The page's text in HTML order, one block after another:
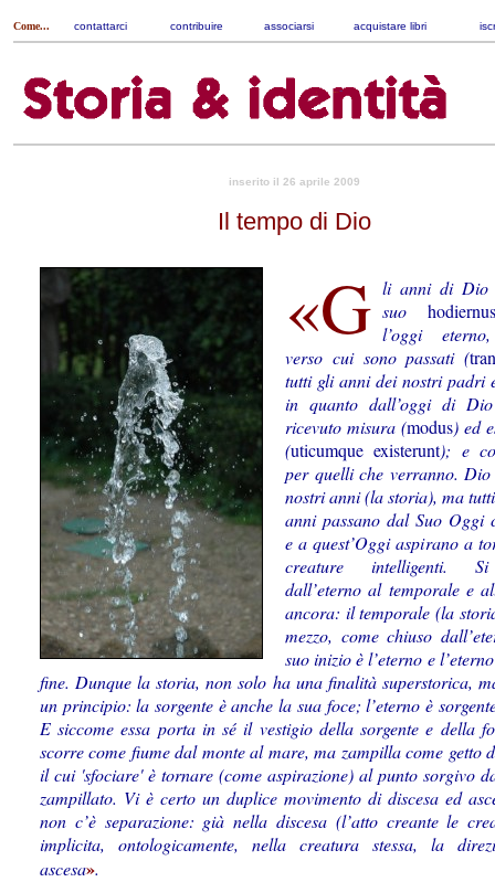
Come... contattarci contribuire associarsi acquistare libri
inserito il 26 aprile 2009
Il tempo di Dio
«G li anni di Dio
suo
l’oggi
verso cui sono passati (
tutti gli anni dei nostri padri
in quanto dall’oggi di
ricevuto misura (modus) ed
(uticumque existerunt); e
per quelli che verranno.
nostri anni (la storia), ma
anni passano dal Suo Oggi
e a quest’Oggi aspirano a
creature intelligenti.
dall’eterno al temporale e
ancora: il temporale (la
mez­zo, come chiuso
suo inizio è l’eterno e
fine. Dunque la storia, non solo ha una finalità superstorica,
un principio: la sorgente è anche la sua foce; l’eterno è
E siccome essa porta in sé il vestigio della sorgente e della
scorre come fiume dal monte al mare, ma zampilla come getto
il cui 'sfociare' è tornare (come aspirazione) al punto sorgivo
zampillato. Vi è certo un duplice movimento di discesa ed
non c’è separazione: già nella discesa (l’atto creante le
implicita, ontologicamente, nella creatura stessa, la
ascesa».